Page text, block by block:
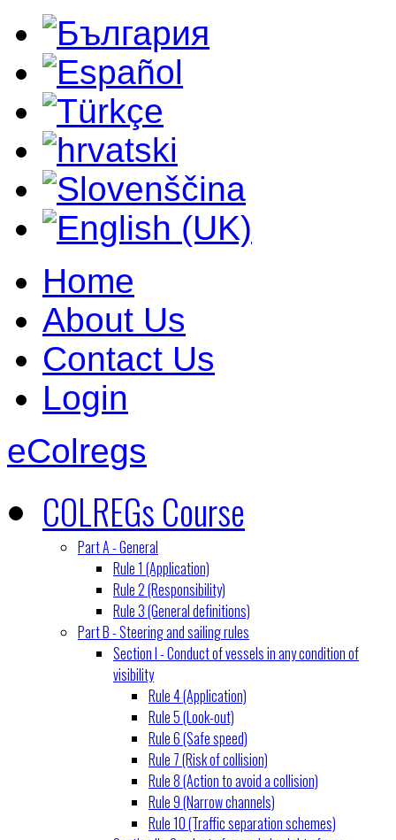
Home
About Us
Contact Us
Login
eColregs
COLREGs Course
Part A - General
Rule 1 (Application)
Rule 2 (Responsibility)
Rule 3 (General definitions)
Part B - Steering and sailing rules
Section I - Conduct of vessels in any condition of
visibility
Rule 4 (Application)
Rule 5 (Look-out)
Rule 6 (Safe speed)
Rule 7 (Risk of collision)
Rule 8 (Action to avoid a collision)
Rule 9 (Narrow channels)
Rule 10 (Traffic separation schemes)